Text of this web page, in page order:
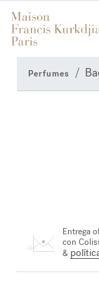
Perfumes
Entrega
con
&